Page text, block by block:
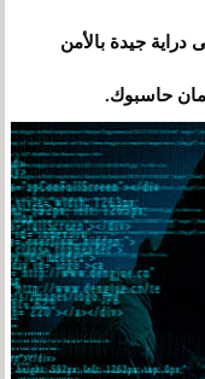
جيدة بالأمن
حاسبوك.